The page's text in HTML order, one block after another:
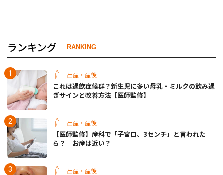
ランキング RANKING
出産・産後
これは過飲症候群？新生児に多い母乳・ミルクの飲み過
ぎサインと改善方法【医師監修】
出産・産後
【医師監修】産科で「子宮口、3センチ」と言われた
ら？ お産は近い？
出産・産後